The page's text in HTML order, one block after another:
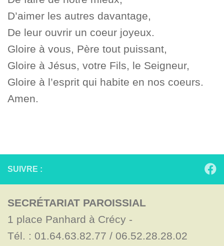
D’aimer les autres davantage,
De leur ouvrir un coeur joyeux.
Gloire à vous, Père tout puissant,
Gloire à Jésus, votre Fils, le Seigneur,
Gloire à l’esprit qui habite en nos coeurs.
Amen.
SUIVRE :
SECRÉTARIAT PAROISSIAL
1 place Panhard à Crécy -
Tél. : 01.64.63.82.77 / 06.52.28.28.02